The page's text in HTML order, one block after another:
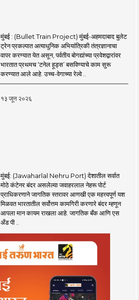
मुंबई : (Bullet Train Project) मुंबई-अहमदाबाद बुलेट
ट्रेन प्रकल्पात अत्याधुनिक अभियांत्रिकी तंत्रज्ञानाचा
वापर करण्यात येत असून, पर्वतीय बोगद्यांच्या प्रवेशद्वारांवर
भारतात प्रथमच ‘टनेल हूड्स’ बसविण्याचे काम सुरू
करण्यात आले आहे. उच्च-वेगाच्या रेल्वे ..
१३ जून २०२६
मुंबई: (Jawaharlal Nehru Port) देशातील सर्वात
मोठे कंटेनर बंदर असलेल्या जवाहरलाल नेहरू पोर्ट
प्राधिकरणाने जागतिक स्तरावर आणखी एक महत्त्वपूर्ण यश
मिळवत भारतातील सर्वोत्तम कामगिरी करणारे बंदर म्हणून
आपला मान कायम राखला आहे. जागतिक बँक आणि एस
अँड पी ..